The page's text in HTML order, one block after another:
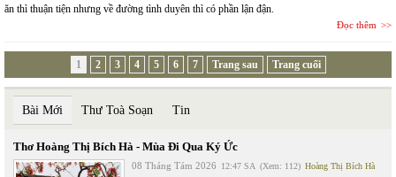
ăn thì thuận tiện nhưng về đường tình duyên thì có phần lận đận.
Đọc thêm
1 2 3 4 5 6 7 Trang sau Trang cuối
Bài Mới Thư Toà Soạn Tin
Thơ Hoàng Thị Bích Hà - Mùa Đi Qua Ký Ức
08 Tháng Tám 2026 12:47 SA (Xem: 112) Hoàng Thị Bích Hà